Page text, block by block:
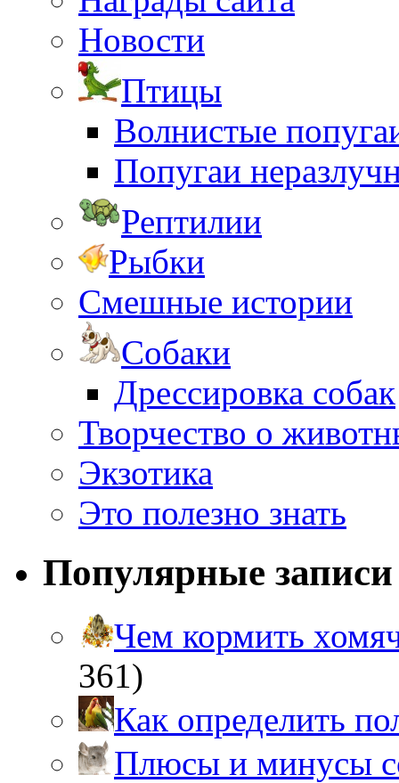
Новости
Птицы
Волнистые
Попугаи
Рептилии
Рыбки
Смешные истории
Собаки
Дрессировка собак
Творчество о
Экзотика
Это полезно знать
Популярные записи
Чем кормить
361)
Как определить
Плюсы и минусы